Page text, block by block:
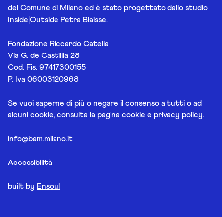
del Comune di Milano ed è stato progettato dallo studio
Inside|Outside Petra Blaisse.
Fondazione Riccardo Catella
Via G. de Castillia 28
Cod. Fis. 97417300155
P. Iva 06003120968
Se vuoi saperne di più o negare il consenso a tutti o ad
alcuni cookie, consulta la pagina cookie e privacy policy.
info@bam.milano.it
Accessibilità
built by Ensoul